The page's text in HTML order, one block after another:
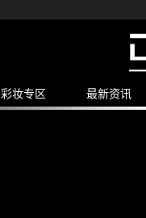
彩妆专区 最新资讯